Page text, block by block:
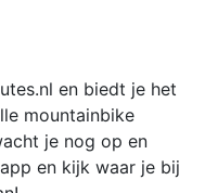
en biedt je het
mountainbike
je nog op en
en kijk waar je bij